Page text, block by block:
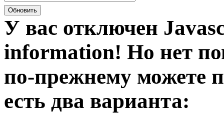
У вас отключен
information! Но нет
по-прежнему можете
есть два варианта: